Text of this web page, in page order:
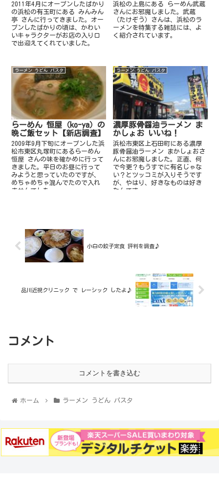
2011年4月にオープンしたばかり
の浜松の有玉町にある みんみん
亭 さんに行ってきました。オー
プンしたばかりの頃は、かわい
いキャラクターがお店の入り口
で出迎えてくれていました。
浜松の上島にある らーめん武蔵
さんにお邪魔しました。武蔵
（たけぞう）さんは、浜松のラ
ーメンを特集する雑誌には、よ
く紹介されています。
ラーメン うどん パスタ
らーめん 恒屋（ko-ya）の
晩ご飯セット【新店調査】
2009年9月下旬にオープンした浜
松市東区丸塚町にあるらーめん
恒屋 さんの味を確かめに行って
きました。平日のお昼に行って
みようと思っていたのですが、
めちゃめちゃ混んでたので入れ
ませんでした。
ラーメン うどん パスタ
濃厚豚骨醤油ラーメン ま
かしょお いいね！
浜松市東区上石田町にある濃厚
豚骨醤油ラーメン まかしょおさ
んにお邪魔しました。正直、何
で今更？もうすでに有名じゃな
い？とツッコミが入りそうです
が、やはり、好きなものは好き
なんです。
小白の餃子定食 評判を調査♪
品川近視クリニック で レーシック したよ♪
コメント
コメントを書き込む
ホーム ラーメン うどん パスタ